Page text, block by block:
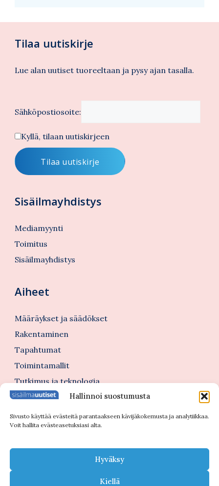
Hallinnoi suostumusta
Sivusto käyttää evästeitä parantaakseen kävijäkokemusta ja analytiikkaa.
Voit hallita evästeasetuksiasi alta.
Hyväksy
Kiellä
Tilaa uutiskirje
Lue alan uutiset tuoreeltaan ja pysy ajan tasalla.
Sähköpostiosoite:
Kyllä, tilaan uutiskirjeen
Sisäilmayhdistys
Mediamyynti
Toimitus
Sisäilmayhdistys
Aiheet
Määräykset ja säädökset
Rakentaminen
Tapahtumat
Toimintamallit
Tutkimus ja teknologia
Tutustu myös